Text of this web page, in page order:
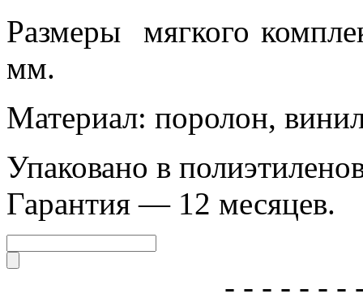
Размеры мягкого
мм.
Материал: поролон,
Упаковано в
Гарантия — 12 месяцев.
- - - - - - -